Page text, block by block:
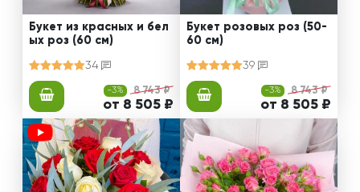
Букет из красных и бел
ых роз (60 см)
34
-3% 8 743 ₽
от 8 505 ₽
Букет розовых роз (50-
60 см)
39
-3% 8 743 ₽
от 8 505 ₽